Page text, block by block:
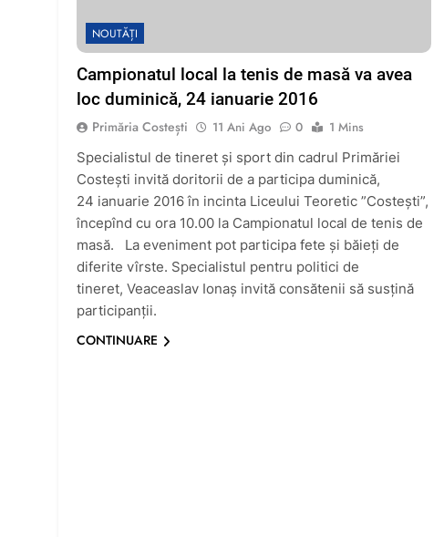
NOUTĂȚI
Campionatul local la tenis de masă va avea
loc duminică, 24 ianuarie 2016
Primăria Costești 11 Ani Ago 0
1 Mins
Specialistul de tineret și sport din cadrul Primăriei
Costești invită doritorii de a participa duminică,
24 ianuarie 2016 în incinta Liceului Teoretic ”Costești”,
începînd cu ora 10.00 la Campionatul local de tenis de
masă. La eveniment pot participa fete și băieți de
diferite vîrste. Specialistul pentru politici de
tineret, Veaceaslav Ionaș invită consătenii să susțină
participanții.
CONTINUARE